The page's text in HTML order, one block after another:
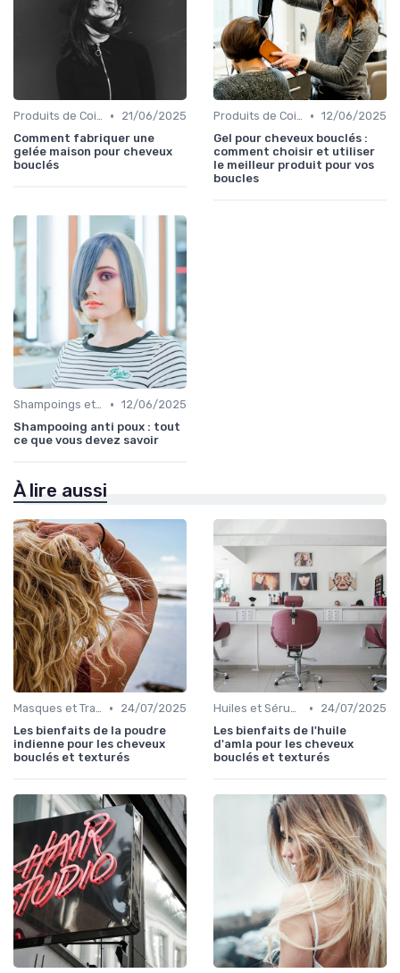
Produits de Coiffage •
21/06/2025
Comment fabriquer une
gelée maison pour cheveux
bouclés
Produits de Coiffage • 12/06/2025
Gel pour cheveux bouclés :
comment choisir et utiliser
le meilleur produit pour vos
boucles
Shampoings et Après-Shampoings • 12/06/2025
Shampooing anti poux : tout
ce que vous devez savoir
À lire aussi
Masques et Traitements en Profondeur •
24/07/2025
Les bienfaits de la poudre
indienne pour les cheveux
bouclés et texturés
Huiles et Sérums •
24/07/2025
Les bienfaits de l'huile
d'amla pour les cheveux
bouclés et texturés